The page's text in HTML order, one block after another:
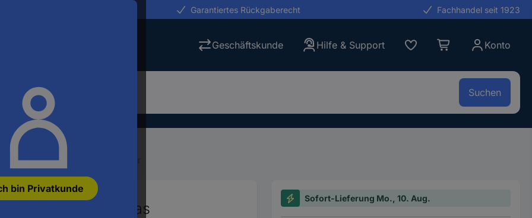
bin Privatkunde
Garantiertes Rückgaberecht Fachhandel seit 1923
Geschäftskunde Hilfe & Support Konto
Suchen
Wasser & Tee
Schwarz, Glas
Sofort-Lieferung Mo., 10. Aug.